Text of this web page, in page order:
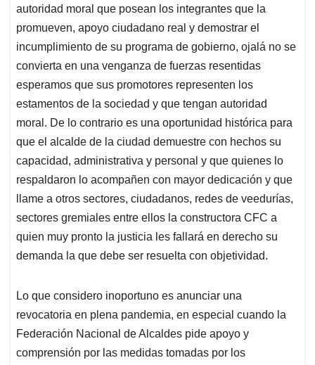
autoridad moral que posean los integrantes que la
promueven, apoyo ciudadano real y demostrar el
incumplimiento de su programa de gobierno, ojalá no se
convierta en una venganza de fuerzas resentidas
esperamos que sus promotores representen los
estamentos de la sociedad y que tengan autoridad
moral. De lo contrario es una oportunidad histórica para
que el alcalde de la ciudad demuestre con hechos su
capacidad, administrativa y personal y que quienes lo
respaldaron lo acompañen con mayor dedicación y que
llame a otros sectores, ciudadanos, redes de veedurías,
sectores gremiales entre ellos la constructora CFC a
quien muy pronto la justicia les fallará en derecho su
demanda la que debe ser resuelta con objetividad.
Lo que considero inoportuno es anunciar una
revocatoria en plena pandemia, en especial cuando la
Federación Nacional de Alcaldes pide apoyo y
comprensión por las medidas tomadas por los